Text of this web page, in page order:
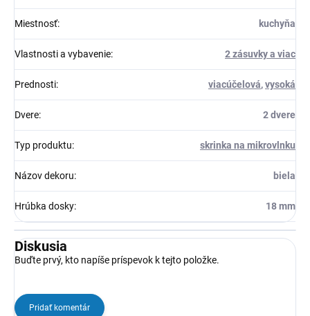
Miestnosť: kuchyňa
Vlastnosti a vybavenie: 2 zásuvky a viac
Prednosti: viacúčelová,vysoká
Dvere: 2 dvere
Typ produktu: skrinka na mikrovlnku
Názov dekoru: biela
Hrúbka dosky: 18 mm
Diskusia
Buďte prvý, kto napíše príspevok k tejto položke.
Pridať komentár